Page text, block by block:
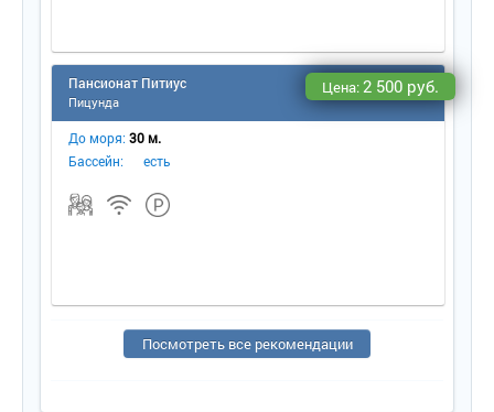
Пансионат Питиус
Пицунда
Цена:2 500 руб.
До моря: 30 м.
Бассейн:
есть
Посмотреть все рекомендации